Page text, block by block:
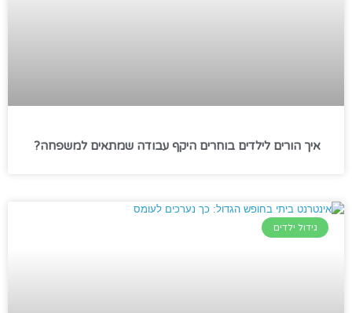
איך הורים לילדים בוחרים היקף עבודה שמתאים למשפחה?
גידול ילדים